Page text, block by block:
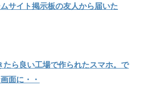
ムサイト掲示板の友人から届いた
たら良い工場で作られたスマホ。で
面に・・